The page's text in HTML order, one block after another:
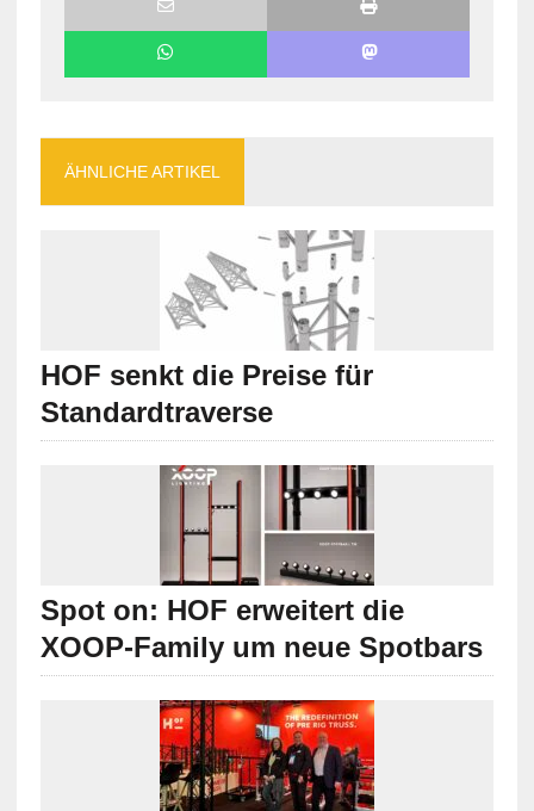
ÄHNLICHE ARTIKEL
HOF senkt die Preise für
Standardtraverse
Spot on: HOF erweitert die
XOOP-Family um neue Spotbars